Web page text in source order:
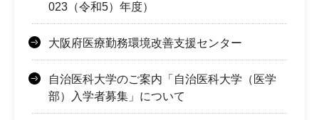
023（令和5）年度）
大阪府医療勤務環境改善支援センター
自治医科大学のご案内「自治医科大学（医学
部）入学者募集」について